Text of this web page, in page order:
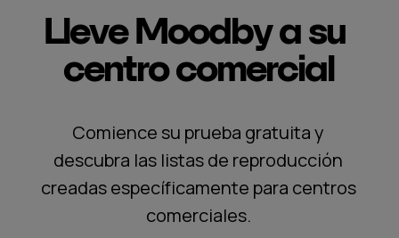
Lleve Moodby a su
centro comercial
Comience su prueba gratuita y
descubra las listas de reproducción
creadas específicamente para centros
comerciales.